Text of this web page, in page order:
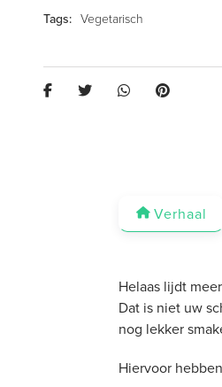
Vegetarisch
Verhaal
Helaas lijdt
Dat is niet uw
nog lekker
Hiervoor